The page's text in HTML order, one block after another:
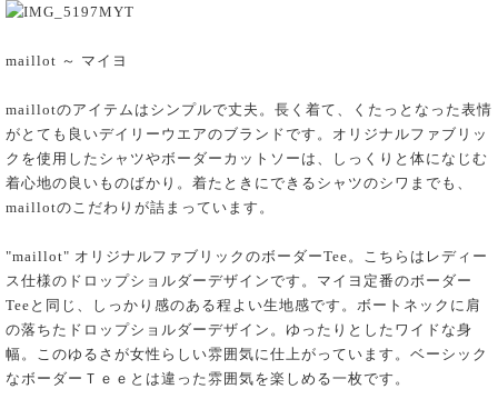
maillot ～ マイヨ
maillotのアイテムはシンプルで丈夫。長く着て、くたっとなった表情
がとても良いデイリーウエアのブランドです。オリジナルファブリッ
クを使用したシャツやボーダーカットソーは、しっくりと体になじむ
着心地の良いものばかり。着たときにできるシャツのシワまでも、
maillotのこだわりが詰まっています。
"maillot" オリジナルファブリックのボーダーTee。こちらはレディー
ス仕様のドロップショルダーデザインです。マイヨ定番のボーダー
Teeと同じ、しっかり感のある程よい生地感です。ボートネックに肩
の落ちたドロップショルダーデザイン。ゆったりとしたワイドな身
幅。このゆるさが女性らしい雰囲気に仕上がっています。ベーシック
なボーダーＴｅｅとは違った雰囲気を楽しめる一枚です。